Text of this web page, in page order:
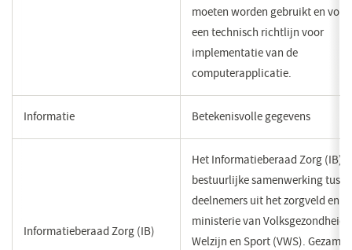
moeten worden gebruikt en
een technisch richtlijn voor
implementatie van de
computerapplicatie.
Informatie Betekenisvolle gegevens
Informatieberaad Zorg (IB)
Het Informatieberaad Zorg (IB)
bestuurlijke samenwerking
deelnemers uit het zorgveld en
ministerie van Volksgezondheid
Welzijn en Sport (VWS).